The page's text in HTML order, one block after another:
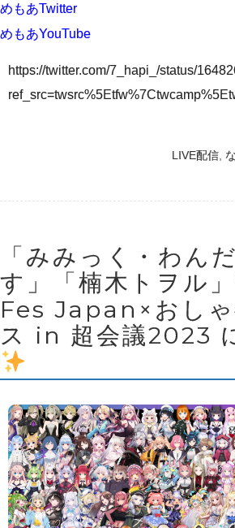
めもあTwitter
めもあYouTube
https://twitter.com/7_hapi_/status/
LIVE配信
「みみっく・わん
す」「楠木トヲル
Fes Japan×おしゃ
ス in 超会議2023